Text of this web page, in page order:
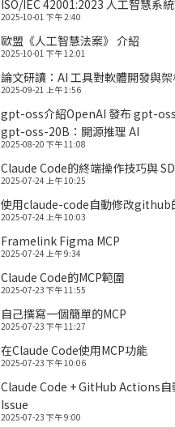
ISO/IEC 42001:2023 人工智慧系
2025-10-01 下午 2:40
歐盟《人工智慧法案》 介紹
2025-10-01 下午 12:01
論文研讀：AI 工具對軟體開發與
2025-09-21 上午 1:56
gpt-oss介紹OpenAI 發布 gpt-
gpt-oss-20B：開源推理 AI
2025-08-20 下午 11:08
Claude Code的終端操作技巧與
2025-07-24 上午 10:25
使用claude-code自動修改github
2025-07-24 上午 10:03
Framelink Figma MCP
2025-07-24 上午 9:34
Claude Code的MCP範圍
2025-07-23 下午 11:55
自己撰寫一個簡單的MCP
2025-07-23 下午 11:27
在Claude Code使用MCP功能
2025-07-23 下午 10:06
Claude Code + GitHub Actions自
Issue
2025-07-23 下午 9:00